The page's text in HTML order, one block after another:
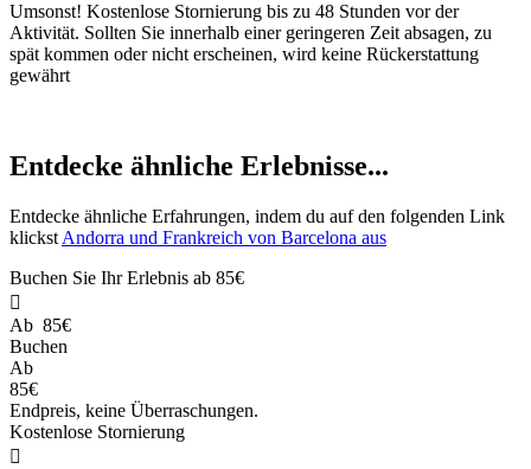
Umsonst! Kostenlose Stornierung bis zu 48 Stunden vor der
Aktivität. Sollten Sie innerhalb einer geringeren Zeit absagen, zu
spät kommen oder nicht erscheinen, wird keine Rückerstattung
gewährt
Entdecke ähnliche Erlebnisse...
Entdecke ähnliche Erfahrungen, indem du auf den folgenden Link
klickst Andorra und Frankreich von Barcelona aus
Buchen Sie Ihr Erlebnis ab 85€

Ab 85€
Buchen
Ab
85€
Endpreis, keine Überraschungen.
Kostenlose Stornierung
